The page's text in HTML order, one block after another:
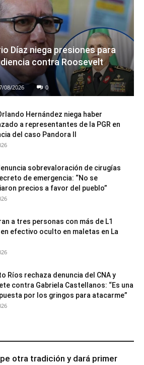
Díaz niega presiones para
contra Roosevelt
08/2026 0
Hernández niega haber
a representantes de la PGR en
del caso Pandora II
sobrevaloración de cirugías
de emergencia: “No se
precios a favor del pueblo”
a tres personas con más de L1
efectivo oculto en maletas en La
Ríos rechaza denuncia del CNA y
contra Gabriela Castellanos: “Es una
por los gringos para atacarme”
otra tradición y dará primer